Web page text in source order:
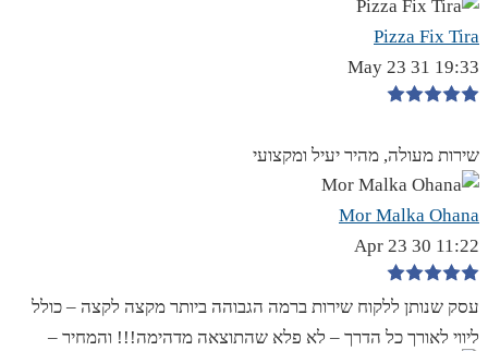
Pizza Fix Tira
19:33 31 May 23
שירות מעולה, מהיר יעיל ומקצועי
Mor Malka Ohana
11:22 30 Apr 23
עסק שנותן ללקוח שירות ברמה הגבוהה ביותר מקצה לקצה – כולל
ליווי לאורך כל הדרך – לא פלא שהתוצאה מדהימה!!! והמחיר –